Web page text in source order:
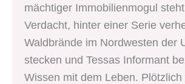
mächtiger Immobilienmogul
Verdacht, hinter einer Serie
Waldbrände im Nordwesten der
stecken und Tessas Informant
Wissen mit dem Leben. Plötzlich